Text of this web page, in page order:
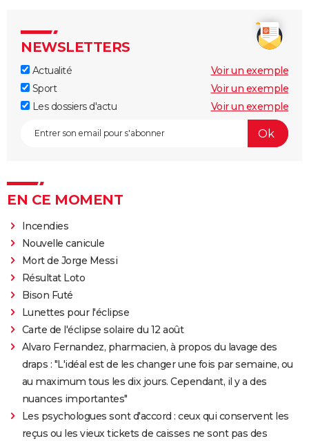
NEWSLETTERS
Actualité
Voir un exemple
Sport
Voir un exemple
Les dossiers d'actu
Voir un exemple
EN CE MOMENT
Incendies
Nouvelle canicule
Mort de Jorge Messi
Résultat Loto
Bison Futé
Lunettes pour l'éclipse
Carte de l'éclipse solaire du 12 août
Alvaro Fernandez, pharmacien, à propos du lavage des
draps : "L'idéal est de les changer une fois par semaine, ou
au maximum tous les dix jours. Cependant, il y a des
nuances importantes"
Les psychologues sont d'accord : ceux qui conservent les
reçus ou les vieux tickets de caisses ne sont pas des